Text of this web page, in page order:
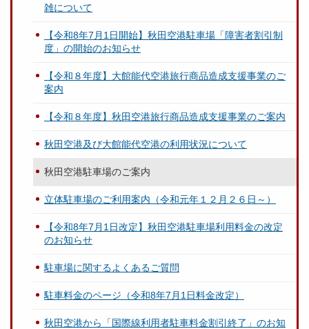
雑について
【令和8年7月1日開始】秋田空港駐車場「障害者割引制
度」の開始のお知らせ
【令和８年度】大館能代空港旅行商品造成支援事業のご
案内
【令和８年度】秋田空港旅行商品造成支援事業のご案内
秋田空港及び大館能代空港の利用状況について
秋田空港駐車場のご案内
立体駐車場のご利用案内（令和元年１２月２６日～）
【令和8年7月1日改定】秋田空港駐車場利用料金の改定
のお知らせ
駐車場に関するよくあるご質問
駐車料金のページ（令和8年7月1日料金改定）
秋田空港から「国際線利用者駐車料金割引終了」のお知